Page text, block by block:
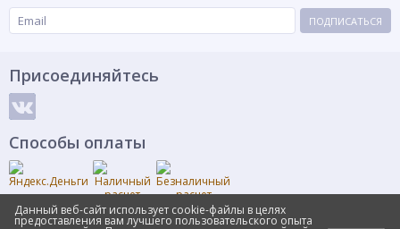
ПОДПИСАТЬСЯ
Присоединяйтесь
Способы оплаты
© Интернет-магазин RuFence.RU, 2011-2025
Данный веб-сайт использует cookie-файлы в целях
предоставления вам лучшего пользовательского опыта